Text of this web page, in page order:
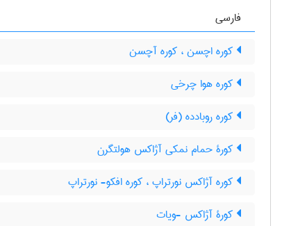
فارسی
کوره اچسن ، کوره آچسن
کوره هوا چرخی
کوره روبادده (فر)
کورۀ حمام نمکی آژاکس هولتگرن
کوره آژاکس نورتراپ ، کوره افکو- نورتراپ
کورۀ آژاکس -ویات